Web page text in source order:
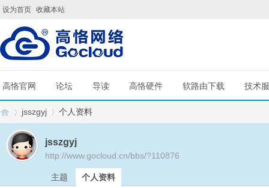
设为首页 收藏本站
高恪官网 论坛 导读 高恪硬件 软路由下载 技术
jsszgyj 个人资料
jsszgyj
http://www.gocloud.cn/bbs/?110876
主题 个人资料